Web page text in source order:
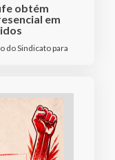
obtém
em
do Sindicato para